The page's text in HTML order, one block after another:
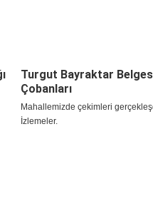
Turgut Bayraktar
Çobanları
Mahallemizde çekimleri
İzlemeler.